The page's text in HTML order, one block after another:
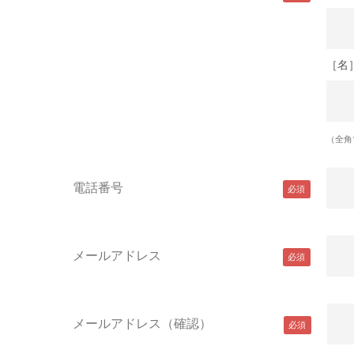
［名］
（全
電話番号
メールアドレス
メールアドレス（確認）